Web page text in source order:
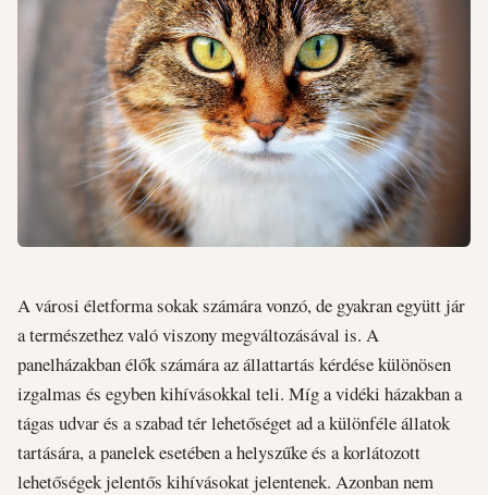
A városi életforma sokak számára vonzó, de gyakran együtt jár
a természethez való viszony megváltozásával is. A
panelházakban élők számára az állattartás kérdése különösen
izgalmas és egyben kihívásokkal teli. Míg a vidéki házakban a
tágas udvar és a szabad tér lehetőséget ad a különféle állatok
tartására, a panelek esetében a helyszűke és a korlátozott
lehetőségek jelentős kihívásokat jelentenek. Azonban nem